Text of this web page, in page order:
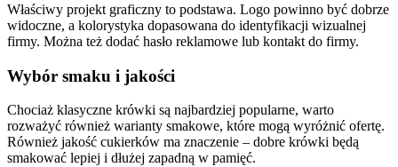
Właściwy projekt graficzny to podstawa. Logo powinno być dobrze
widoczne, a kolorystyka dopasowana do identyfikacji wizualnej
firmy. Można też dodać hasło reklamowe lub kontakt do firmy.
Wybór smaku i jakości
Chociaż klasyczne krówki są najbardziej popularne, warto
rozważyć również warianty smakowe, które mogą wyróżnić ofertę.
Również jakość cukierków ma znaczenie – dobre krówki będą
smakować lepiej i dłużej zapadną w pamięć.